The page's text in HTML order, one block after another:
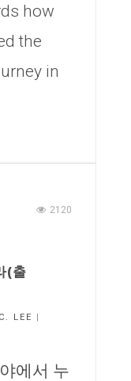
how
the
in
2120
(출
LEE
|
에서 누